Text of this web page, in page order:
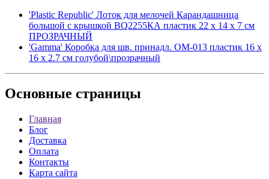
'Plastic Republic' Лоток для мелочей Карандашница
большой с крышкой BQ2255КА пластик 22 x 14 x 7 см
ПРОЗРАЧНЫЙ
'Gamma' Коробка для шв. принадл. OM-013 пластик 16 x
16 x 2.7 см голубой\прозрачный
Основные страницы
Главная
Блог
Доставка
Оплата
Контакты
Карта сайта